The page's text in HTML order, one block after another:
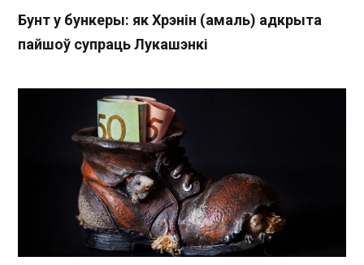
Бунт у бункеры: як Хрэнін (амаль) адкрыта
пайшоў супраць Лукашэнкі